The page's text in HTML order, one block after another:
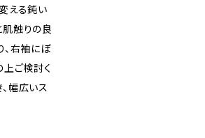
える鈍い
肌触りの良
、右袖にぼ
ご検討く
幅広いス